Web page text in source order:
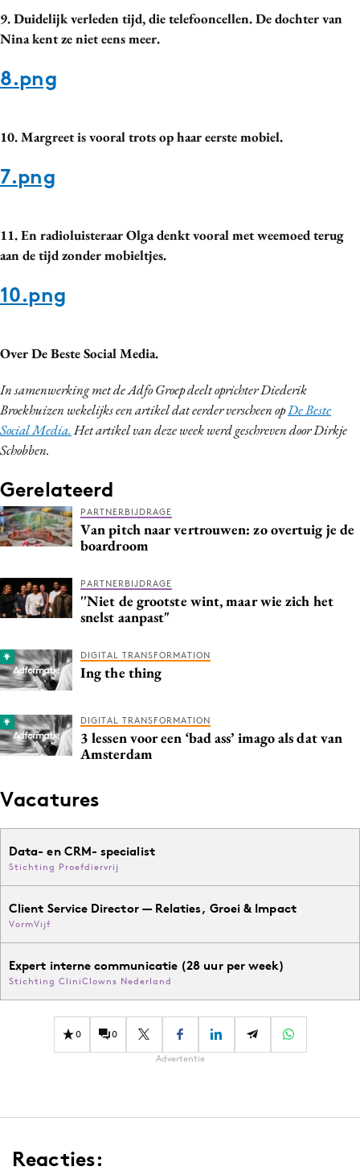
9. Duidelijk verleden tijd, die telefooncellen. De dochter van
Nina kent ze niet eens meer.
8.png
10. Margreet is vooral trots op haar eerste mobiel.
7.png
11. En radioluisteraar Olga denkt vooral met weemoed terug
aan de tijd zonder mobieltjes.
10.png
Over De Beste Social Media.
In samenwerking met de Adfo Groep deelt oprichter Diederik
Broekhuizen wekelijks een artikel dat eerder verscheen opDe Beste
Social Media. Het artikel van deze week werd geschreven door Dirkje
Schobben.
Gerelateerd
PARTNERBIJDRAGE
Van pitch naar vertrouwen: zo overtuig je de
boardroom
PARTNERBIJDRAGE
''Niet de grootste wint, maar wie zich het
snelst aanpast"
DIGITAL TRANSFORMATION
Ing the thing
DIGITAL TRANSFORMATION
3 lessen voor een ‘bad ass’ imago als dat van
Amsterdam
Vacatures
Data- en CRM- specialist
Stichting Proefdiervrij
Client Service Director — Relaties, Groei & Impact
VormVijf
Expert interne communicatie (28 uur per week)
Stichting CliniClowns Nederland
0 0
Advertentie
Reacties: